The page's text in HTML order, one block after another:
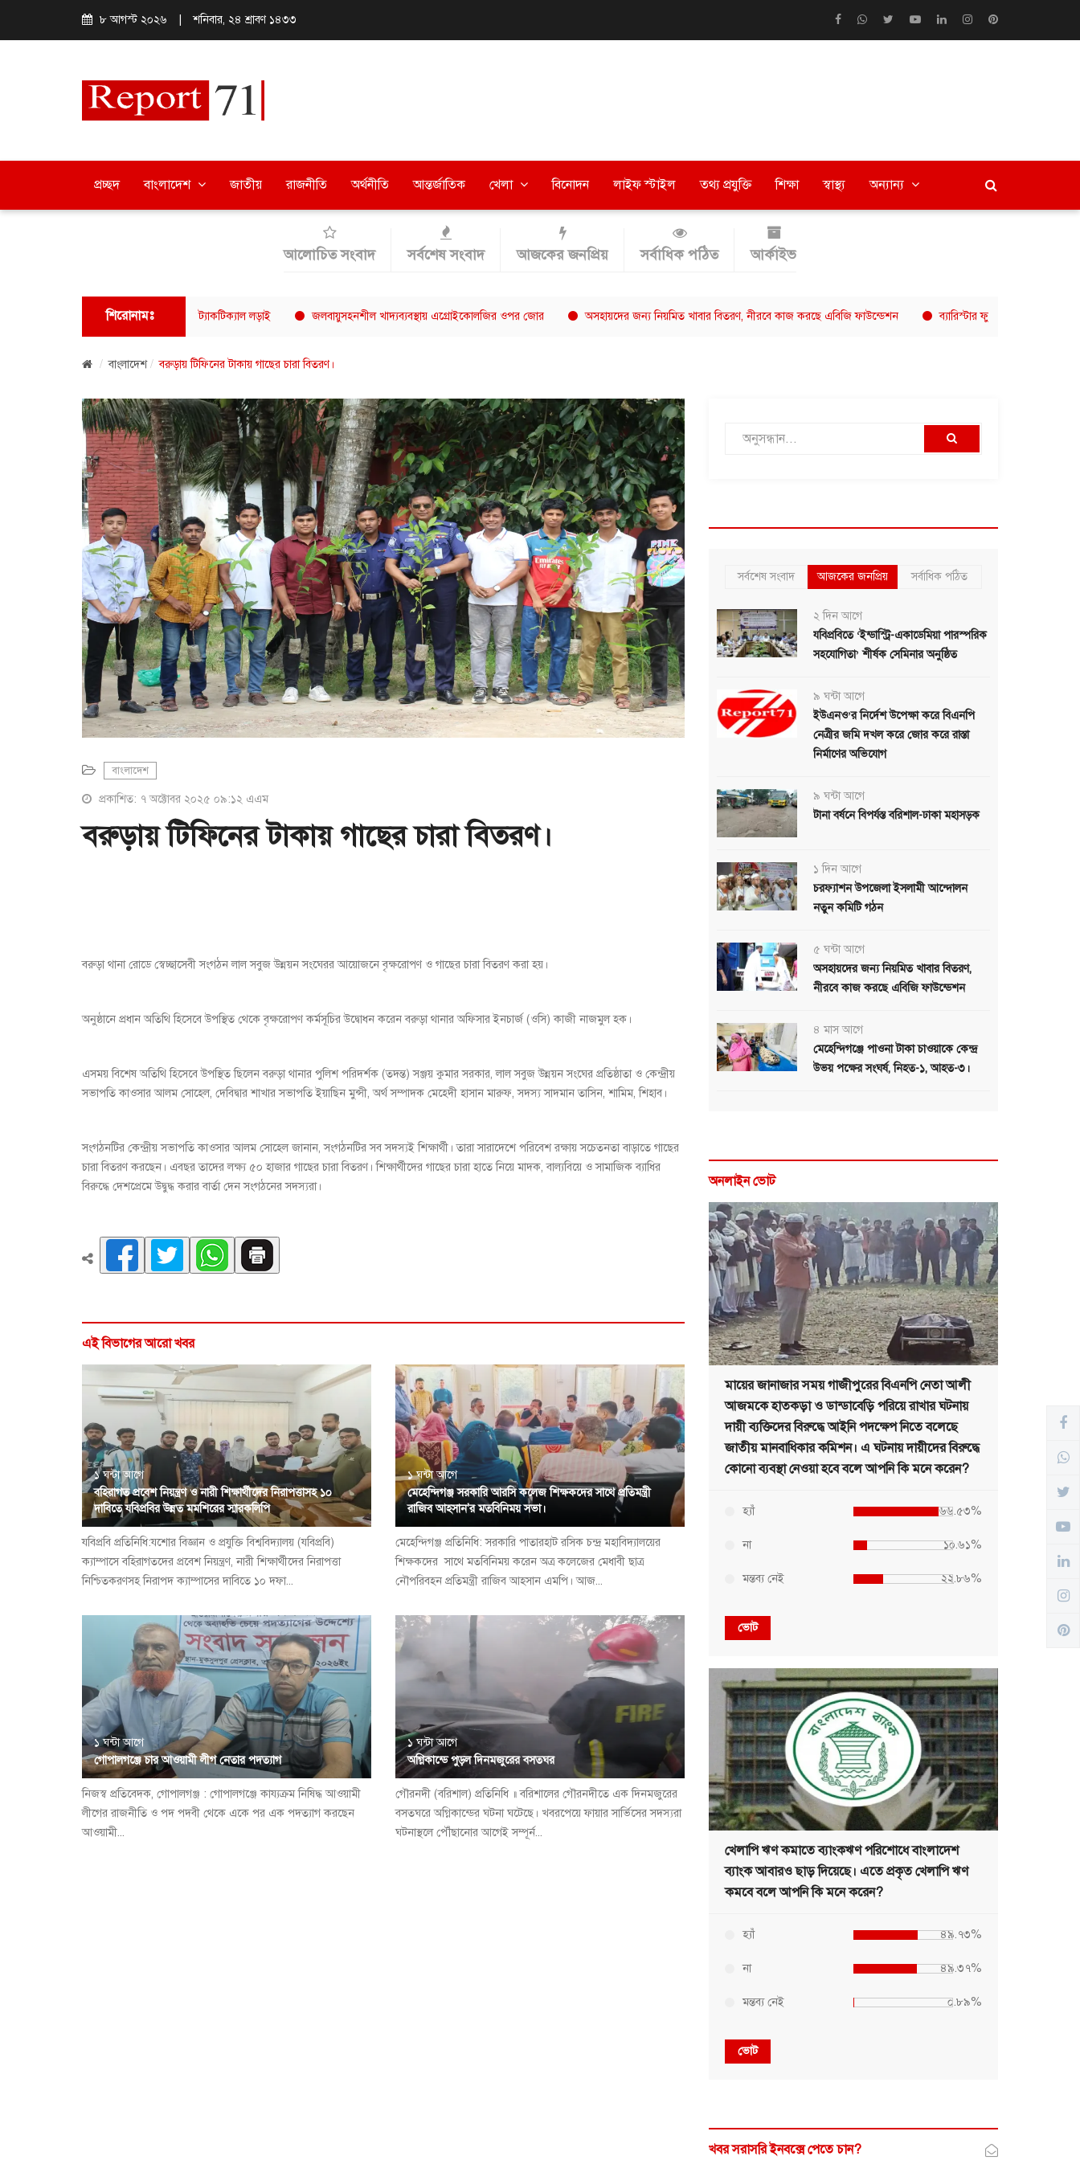
৮ আগস্ট ২০২৬ শনিবার, ২৪ শ্রাবণ ১৪৩৩
প্রচ্ছদ বাংলাদেশ জাতীয় রাজনীতি অর্থনীতি আন্তর্জাতিক খেলা বিনোদন লাইফ স্টাইল তথ্য প্রযুক্তি শিক্ষা স্বাস্থ্য অন্যান্য
আলোচিত সংবাদ সর্বশেষ সংবাদ আজকের জনপ্রিয় সর্বাধিক পঠিত আর্কাইভ
শিরোনামঃ
০২-এ অ্যামেচার ফাইটারদের ট্যাকটিক্যাল লড়াই জলবায়ুসহনশীল খাদ্যব্যবস্থায় এগ্রোইকোলজির ওপর জোর অসহায়দের জন্য নিয়মিত খাবার বিতরণ, নীরবে কাজ করছে এবিজি ফাউন্ডেশন ব্যারিস্টার ফুয়াদের বক্তব্যে ক্ষুব্ধ ঢাবি
বাংলাদেশ বরুড়ায় টিফিনের টাকায় গাছের চারা বিতরণ।
বাংলাদেশ
প্রকাশিত: ৭ অক্টোবর ২০২৫ ০৯:১২ এএম
বরুড়ায় টিফিনের টাকায় গাছের চারা বিতরণ।
বরুড়া থানা রোডে স্বেচ্ছাসেবী সংগঠন লাল সবুজ উন্নয়ন সংঘেরর আয়োজনে বৃক্ষরোপণ ও গাছের চারা বিতরণ করা হয়।
অনুষ্ঠানে প্রধান অতিথি হিসেবে উপস্থিত থেকে বৃক্ষরোপণ কর্মসূচির উদ্বোধন করেন বরুড়া থানার অফিসার ইনচার্জ (ওসি) কাজী নাজমুল হক।
এসময় বিশেষ অতিথি হিসেবে উপস্থিত ছিলেন বরুড়া থানার পুলিশ পরিদর্শক (তদন্ত) সঞ্জয় কুমার সরকার, লাল সবুজ উন্নয়ন সংঘের প্রতিষ্ঠাতা ও কেন্দ্রীয়
সভাপতি কাওসার আলম সোহেল, দেবিদ্বার শাখার সভাপতি ইয়াছিন মুন্সী, অর্থ সম্পাদক মেহেদী হাসান মারুফ, সদস্য সাদমান তাসিন, শামিম, শিহাব।
সংগঠনটির কেন্দ্রীয় সভাপতি কাওসার আলম সোহেল জানান, সংগঠনটির সব সদস্যই শিক্ষার্থী। তারা সারাদেশে পরিবেশ রক্ষায় সচেতনতা বাড়াতে গাছের
চারা বিতরণ করছেন। এবছর তাদের লক্ষ্য ৫০ হাজার গাছের চারা বিতরণ। শিক্ষার্থীদের গাছের চারা হাতে নিয়ে মাদক, বাল্যবিয়ে ও সামাজিক ব্যাধির
বিরুদ্ধে দেশপ্রেমে উদ্বুদ্ধ করার বার্তা দেন সংগঠনের সদস্যরা।
এই বিভাগের আরো খবর
১ ঘন্টা আগে
বহিরাগত প্রবেশ নিয়ন্ত্রণ ও নারী শিক্ষার্থীদের নিরাপত্তাসহ ১০
দাবিতে যবিপ্রবির উন্নত মমশিরের স্মারকলিপি
যবিপ্রবি প্রতিনিধি:যশোর বিজ্ঞান ও প্রযুক্তি বিশ্ববিদ্যালয় (যবিপ্রবি)
ক্যাম্পাসে বহিরাগতদের প্রবেশ নিয়ন্ত্রণ, নারী শিক্ষার্থীদের নিরাপত্তা
নিশ্চিতকরণসহ নিরাপদ ক্যাম্পাসের দাবিতে ১০ দফা...
১ ঘন্টা আগে
মেহেন্দিগঞ্জ সরকারি আরসি কলেজ শিক্ষকদের সাথে প্রতিমন্ত্রী
রাজিব আহসান'র মতবিনিময় সভা।
মেহেন্দিগঞ্জ প্রতিনিধি: সরকারি পাতারহাট রসিক চন্দ্র মহাবিদ্যালয়ের
শিক্ষকদের সাথে মতবিনিময় করেন অত্র কলেজের মেধাবী ছাত্র
নৌপরিবহন প্রতিমন্ত্রী রাজিব আহসান এমপি। আজ...
১ ঘন্টা আগে
গোপালগঞ্জে চার আওয়ামী লীগ নেতার পদত্যাগ
নিজস্ব প্রতিবেদক, গোপালগঞ্জ : গোপালগঞ্জে কায্যক্রম নিষিদ্ধ আওয়ামী
লীগের রাজনীতি ও পদ পদবী থেকে একে পর এক পদত্যাগ করছেন
আওয়ামী...
১ ঘন্টা আগে
অগ্নিকান্ডে পুড়ল দিনমজুরের বসতঘর
গৌরনদী (বরিশাল) প্রতিনিধি ॥ বরিশালের গৌরনদীতে এক দিনমজুরের
বসতঘরে অগ্নিকান্ডের ঘটনা ঘটেছে। খবরপেয়ে ফায়ার সার্ভিসের সদস্যরা
ঘটনাস্থলে পৌঁছানোর আগেই সম্পূর্ন...
সর্বশেষ সংবাদ আজকের জনপ্রিয় সর্বাধিক পঠিত
২ দিন আগে
যবিপ্রবিতে ‘ইন্ডাস্ট্রি-একাডেমিয়া পারস্পরিক
সহযোগিতা’ শীর্ষক সেমিনার অনুষ্ঠিত
৯ ঘন্টা আগে
ইউএনও’র নির্দেশ উপেক্ষা করে বিএনপি
নেত্রীর জমি দখল করে জোর করে রাস্তা
নির্মাণের অভিযোগ
৯ ঘন্টা আগে
টানা বর্ষনে বিপর্যস্ত বরিশাল-ঢাকা মহাসড়ক
১ দিন আগে
চরফ্যাশন উপজেলা ইসলামী আন্দোলন
নতুন কমিটি গঠন
৫ ঘন্টা আগে
অসহায়দের জন্য নিয়মিত খাবার বিতরণ,
নীরবে কাজ করছে এবিজি ফাউন্ডেশন
৪ মাস আগে
মেহেন্দিগঞ্জে পাওনা টাকা চাওয়াকে কেন্দ্র
উভয় পক্ষের সংঘর্ষ, নিহত-১, আহত-৩।
অনলাইন ভোট
মায়ের জানাজার সময় গাজীপুরের বিএনপি নেতা আলী
আজমকে হাতকড়া ও ডান্ডাবেড়ি পরিয়ে রাখার ঘটনায়
দায়ী ব্যক্তিদের বিরুদ্ধে আইনি পদক্ষেপ নিতে বলেছে
জাতীয় মানবাধিকার কমিশন। এ ঘটনায় দায়ীদের বিরুদ্ধে
কোনো ব্যবস্থা নেওয়া হবে বলে আপনি কি মনে করেন?
হ্যাঁ ৬৬.৫৩%
না ১০.৬১%
মন্তব্য নেই ২২.৮৬%
ভোট
খেলাপি ঋণ কমাতে ব্যাংকঋণ পরিশোধে বাংলাদেশ
ব্যাংক আবারও ছাড় দিয়েছে। এতে প্রকৃত খেলাপি ঋণ
কমবে বলে আপনি কি মনে করেন?
হ্যাঁ ৪৯.৭৩%
না ৪৯.৩৭%
মন্তব্য নেই ০.৮৯%
ভোট
খবর সরাসরি ইনবক্সে পেতে চান?